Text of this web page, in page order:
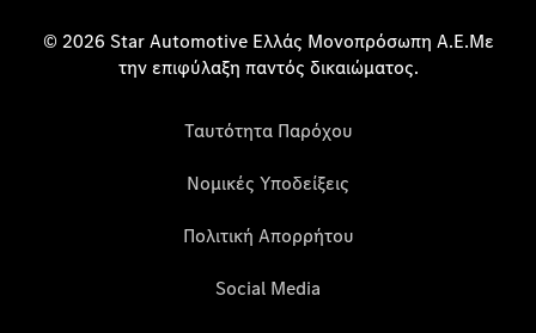
© 2026 Star Automotive Ελλάς Μονοπρόσωπη Α.Ε.Με
την επιφύλαξη παντός δικαιώματος.
Ταυτότητα Παρόχου
Νομικές Υποδείξεις
Πολιτική Απορρήτου
Social Media